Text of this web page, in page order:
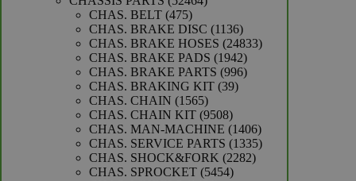
CHAS. BELT 475475
producten
CHAS. BRAKE DISC 11361136
producten
CHAS. BRAKE HOSES 2483324833
CHAS. BRAKE PADS 19421942
producten
CHAS. BRAKE PARTS 996996
CHAS. BRAKING KIT 3939
CHAS. CHAIN 15651565
producten
CHAS. CHAIN KIT 95089508
producten
CHAS. MAN-MACHINE 14061406
producten
CHAS. SERVICE PARTS 13351335
CHAS. SHOCK&FORK 22822282
CHAS. SPROCKET 54545454